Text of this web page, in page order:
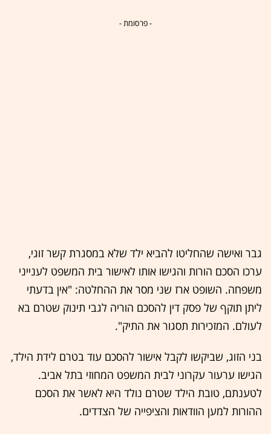
- פרסומת -
גבר ואישה שהחליטו להביא ילד שלא במסגרת קשר זוגי,
ערכו הסכם הורות והגישו אותו לאישור בית המשפט לענייני
משפחה. השופט ארז שני מסר את ההחלטה: "אין בדעתי
ליתן תוקף של פסק דין להסכם הוריה לגבי תינוק שטרם בא
לעולם. המזכירות תסגור את התיק".
בני הזוג, שביקשו לקבל אישור להסכם עוד בטרם לידת הילד,
הגישו ערעור עקרוני לבית המשפט המחוזי בתל אביב.
לטענתם, טובת הילד שטרם נולד היא לאשר את הסכם
ההורות למען הוודאות והציפייה של הצדדים.